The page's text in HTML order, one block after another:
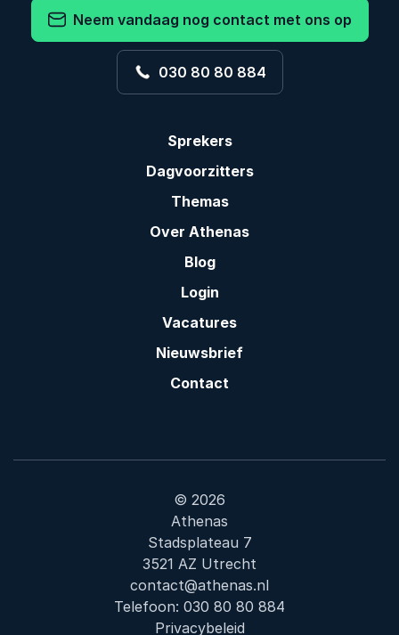
Neem vandaag nog contact met ons op
030 80 80 884
Sprekers
Dagvoorzitters
Themas
Over Athenas
Blog
Login
Vacatures
Nieuwsbrief
Contact
© 2026
Athenas
Stadsplateau 7
3521 AZ Utrecht
contact@athenas.nl
Telefoon: 030 80 80 884
Privacybeleid